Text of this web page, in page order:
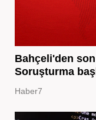
Bahçeli'den
Soruşturma
Haber7